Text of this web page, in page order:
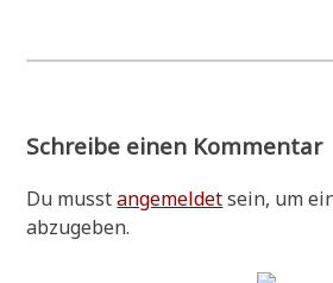
Schreibe einen Kommentar
Du musstangemeldetsein, um
abzugeben.